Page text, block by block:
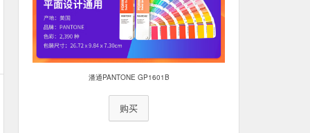
潘通PANTONE GP1601B
购买